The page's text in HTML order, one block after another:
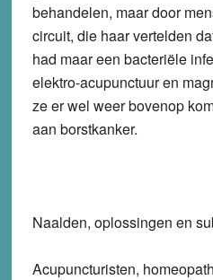
behandelen, maar door
circuit, die haar vertelden
had maar een bacteriële
elektro-acupunctuur en
ze er wel weer bovenop
aan borstkanker.
Naalden, oplossingen en
Acupuncturisten,